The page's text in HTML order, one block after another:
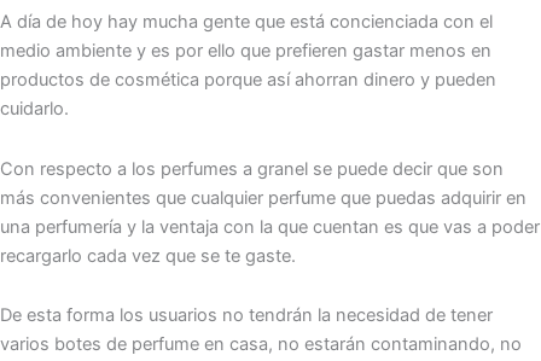
A día de hoy hay mucha gente que está concienciada con el
medio ambiente y es por ello que prefieren gastar menos en
productos de cosmética porque así ahorran dinero y pueden
cuidarlo.
Con respecto a los perfumes a granel se puede decir que son
más convenientes que cualquier perfume que puedas adquirir en
una perfumería y la ventaja con la que cuentan es que vas a poder
recargarlo cada vez que se te gaste.
De esta forma los usuarios no tendrán la necesidad de tener
varios botes de perfume en casa, no estarán contaminando, no